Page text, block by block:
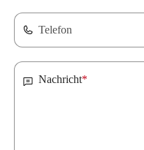
Telefon
Nachricht*